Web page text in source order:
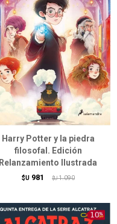
Harry Potter y la piedra
filosofal. Edición
Relanzamiento Ilustrada
$U 981 $U 1.090